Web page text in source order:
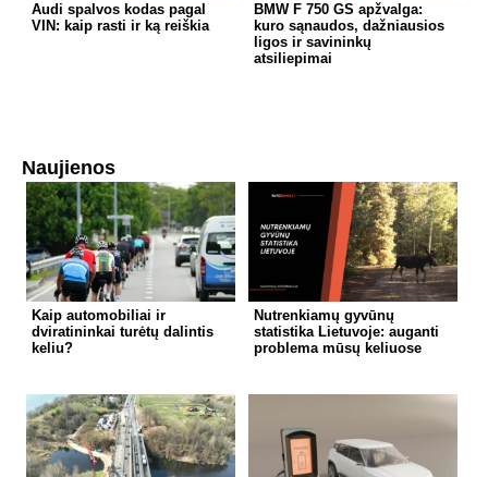
Audi spalvos kodas pagal
VIN: kaip rasti ir ką reiškia
BMW F 750 GS apžvalga:
kuro sąnaudos, dažniausios
ligos ir savininkų
atsiliepimai
Naujienos
Kaip automobiliai ir
dviratininkai turėtų dalintis
keliu?
Nutrenkiamų gyvūnų
statistika Lietuvoje: auganti
problema mūsų keliuose